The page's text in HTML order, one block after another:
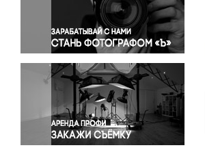
Правосудие
Происшествия и конфликты
Религия
Светская жизнь
Спорт
Экология
Экономика и бизнес